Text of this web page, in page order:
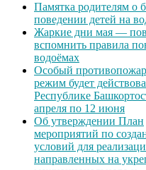
Памятка родителям о
поведении детей на
Жаркие дни мая —
вспомнить правила
водоёмах
Особый
режим будет
Республике
апреля по 12 июня
Об утверждении План
мероприятий по
условий для
направленных на